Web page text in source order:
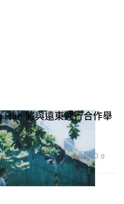
Han 將與遠東運行合作舉
1.1K 0